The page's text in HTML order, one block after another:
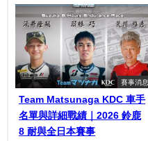
賽事消息
Team Matsunaga KDC 車手
名單與詳細戰績｜2026 鈴鹿
8 耐與全日本賽事